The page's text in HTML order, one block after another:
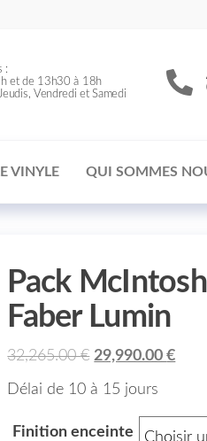
:
et de 13h30 à 18h
Vendredi et Samedi
VINYLE QUI SOMMES
Pack
Faber Lumin
32,265.00€ 29,990.00€
Délai de 10 à 15 jours
Finition enceinte